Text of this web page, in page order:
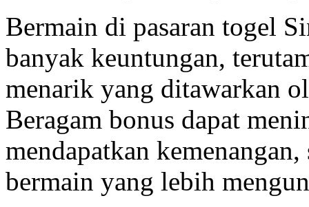
Bermain di pasaran togel
banyak keuntungan,
menarik yang ditawarkan
Beragam bonus dapat
mendapatkan
bermain yang lebih